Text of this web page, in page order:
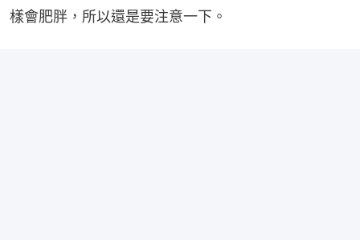
樣會肥胖，所以還是要注意一下。